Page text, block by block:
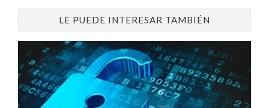
LE PUEDE INTERESAR TAMBIÉN